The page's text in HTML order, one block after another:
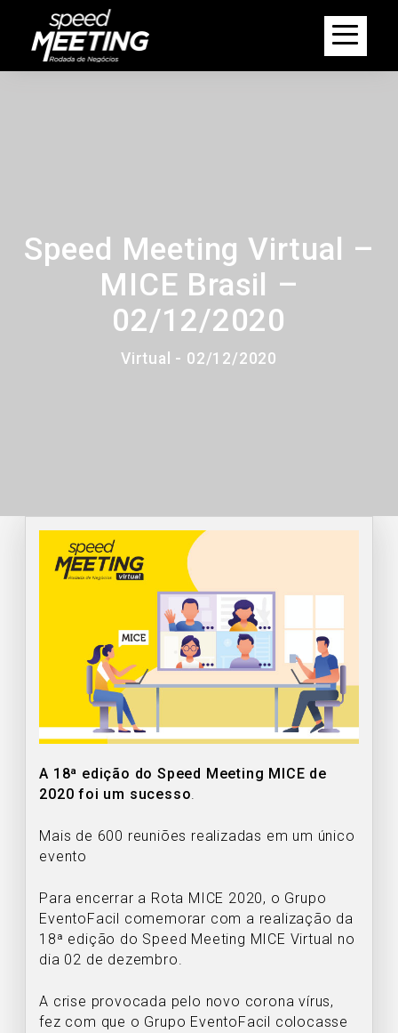
Speed Meeting Virtual –
MICE Brasil –
02/12/2020
Virtual - 02/12/2020
A 18ª edição do Speed Meeting MICE de
2020 foi um sucesso.
Mais de 600 reuniões realizadas em um único
evento
Para encerrar a Rota MICE 2020, o Grupo
EventoFacil comemorar com a realização da
18ª edição do Speed Meeting MICE Virtual no
dia 02 de dezembro.
A crise provocada pelo novo corona vírus,
fez com que o Grupo EventoFacil colocasse